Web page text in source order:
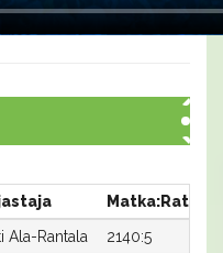
Matka:Rata
Ala-Rantala 2140:5